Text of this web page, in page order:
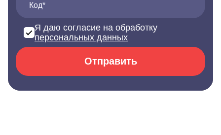
Код*
Я даю согласие на обработку
персональных данных
Отправить